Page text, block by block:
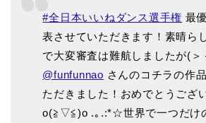
#全日本いいねダンス選手権 最
表させていただきます！素晴ら
で大変審査は難航しましたが(＞
@funfunnao さんのコチラの作
ただきました！おめでとうござ
o(≧▽≦)o .｡.:*☆世界で一つだけ